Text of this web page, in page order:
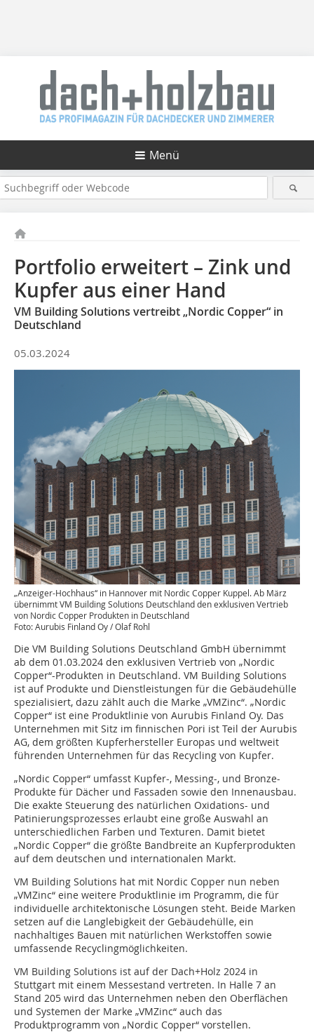
Menü
Portfolio erweitert – Zink und
Kupfer aus einer Hand
VM Building Solutions vertreibt „Nordic Copper“ in
Deutschland
05.03.2024
„Anzeiger-Hochhaus“ in Hannover mit Nordic Copper Kuppel. Ab März
übernimmt VM Building Solutions Deutschland den exklusiven Vertrieb
von Nordic Copper Produkten in Deutschland
Foto: Aurubis Finland Oy / Olaf Rohl
Die VM Building Solutions Deutschland GmbH übernimmt
ab dem 01.03.2024 den exklusiven Vertrieb von „Nordic
Copper“-Produkten in Deutschland. VM Building Solutions
ist auf Produkte und Dienstleistungen für die Gebäudehülle
spezialisiert, dazu zählt auch die Marke „VMZinc“. „Nordic
Copper“ ist eine Produktlinie von Aurubis Finland Oy. Das
Unternehmen mit Sitz im finnischen Pori ist Teil der Aurubis
AG, dem größten Kupferhersteller Europas und weltweit
führenden Unternehmen für das Recycling von Kupfer.
„Nordic Copper“ umfasst Kupfer-, Messing-, und Bronze-
Produkte für Dächer und Fassaden sowie den Innenausbau.
Die exakte Steuerung des natürlichen Oxidations- und
Patinierungsprozesses erlaubt eine große Auswahl an
unterschiedlichen Farben und Texturen. Damit bietet
„Nordic Copper“ die größte Bandbreite an Kupferprodukten
auf dem deutschen und internationalen Markt.
VM Building Solutions hat mit Nordic Copper nun neben
„VMZinc“ eine weitere Produktlinie im Programm, die für
individuelle architektonische Lösungen steht. Beide Marken
setzen auf die Langlebigkeit der Gebäudehülle, ein
nachhaltiges Bauen mit natürlichen Werkstoffen sowie
umfassende Recyclingmöglichkeiten.
VM Building Solutions ist auf der Dach+Holz 2024 in
Stuttgart mit einem Messestand vertreten. In Halle 7 an
Stand 205 wird das Unternehmen neben den Oberflächen
und Systemen der Marke „VMZinc“ auch das
Produktprogramm von „Nordic Copper“ vorstellen.